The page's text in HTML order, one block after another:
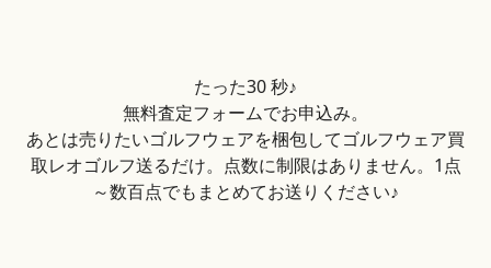
たった30 秒♪
無料査定フォームでお申込み。
あとは売りたいゴルフウェアを梱包してゴルフウェア買
取レオゴルフ送るだけ。点数に制限はありません。1点
～数百点でもまとめてお送りください♪